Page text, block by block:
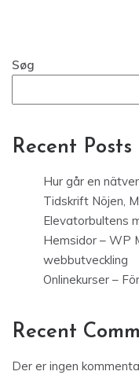
Søg
Recent Posts
Hur går en
Tidskrift Nöjen,
Elevatorbultens
Hemsidor – WP
webbutveckling
Onlinekurser –
Recent
Der er ingen